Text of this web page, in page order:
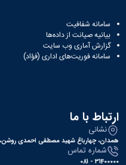
سامانه شفافیت
بیانیه صیانت از داده‌ها
گزارش آماری وب‌ سایت
سامانه فوریت‌های اداری (فؤاد)
ارتباط با ما
نشانی
همدان، چهارباغ شهید مصطفی احمدی روشن،
شماره تماس
31400000 - 081